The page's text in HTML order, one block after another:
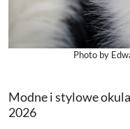
Photo by
Modne i stylowe
2026